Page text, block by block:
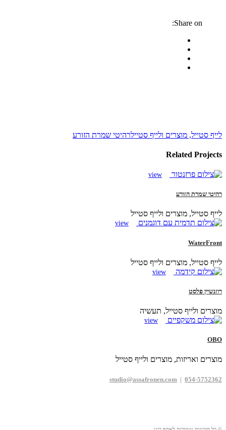
Share on:
לייף סטייל, מוצרים ולייף סטיילרהיטי שמרת הזורע
Related Projects
view
רהיטי שמרת הזורע
לייף סטייל, מוצרים ולייף סטייל
view
WaterFront
לייף סטייל, מוצרים ולייף סטייל
view
רוזנשיין פלסט
מוצרים ולייף סטייל, תעשיה
view
OBO
מוצרים ואריזות, מוצרים ולייף סטייל
studio@assafronen.com | 054-5752362